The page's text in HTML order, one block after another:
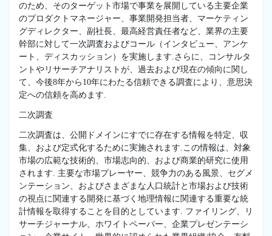
のため、そのターゲット市場で事業を展開している主要企業
のプロダクトマネージャー、事業開発担当者、マーケティン
グディレクター、副社長、最高経営責任者など、業界の主要
幹部に対して一次調査およびコール（インタビュー、アンケ
ート、ディスカッション）を実施します.さらに、コンサルタ
ントやリサーチアナリストが、過去および現在の傾向に関し
て、今後8年から10年にわたる信頼できる調査により、意思決
定への信頼を高めます.
二次調査
二次調査は、公開ドメインにすでに存在する情報を特定、収
集、および定式化するために実施されます.この情報は、対象
市場の広範な技術的、市場志向的、および商業的研究に使用
されます. 主要な市場プレーヤー、競争力のある風景、セグメ
ンテーション、およびさまざまな人口統計と市場および技術
の視点に関連する開発に基づく地理情報に関連する重要な統
計情報を取得することを目的としています. ファイリング、リ
サーチジャーナル、ホワイトペーパー、企業プレゼンテーシ